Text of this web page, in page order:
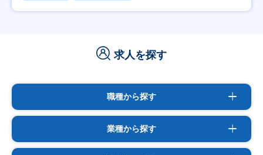
求人を探す
職種から探す
業種から探す